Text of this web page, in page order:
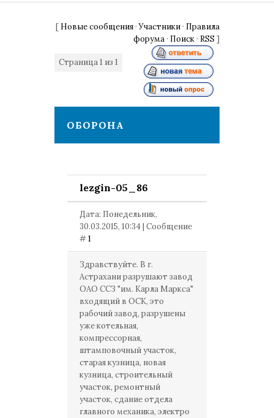
[ Новые сообщения ·Участники · Правила
форума · Поиск · RSS ]
Страница1 из 1
ОБОРОНА
lezgin-05_86
Дата: Понедельник,
30.03.2015, 10:34 | Сообщение
#1
Здравствуйте. В г.
Астрахани разрушают завод
ОАО ССЗ "им. Карла Маркса"
входящий в ОСК, это
рабочий завод, разрушены
уже котельная,
компрессорная,
штамповочный участок,
старая кузница, новая
кузница, строительный
участок, ремонтный
участок, сдание отдела
главного механика, электро